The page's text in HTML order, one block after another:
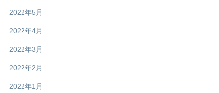
2022年5月
2022年4月
2022年3月
2022年2月
2022年1月